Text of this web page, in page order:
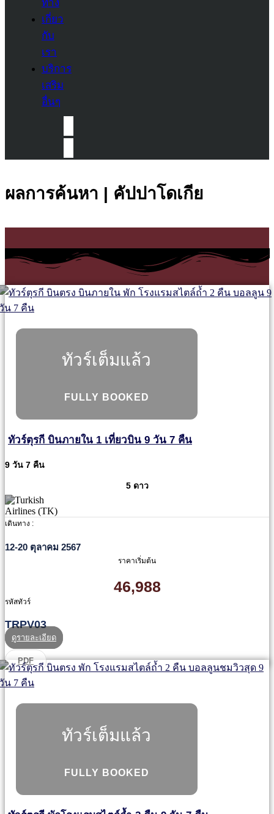
ทาง
เกี่ยว
กับ
เรา
บริการ
เสริม
อื่นๆ
ผลการค้นหา | คัปปาโดเกีย
ทัวร์เต็มแล้ว
FULLY BOOKED
ทัวร์ตุรกี บินภายใน 1 เที่ยวบิน 9 วัน 7 คืน
9 วัน 7 คืน
5 ดาว
เดินทาง :
12-20 ตุลาคม 2567
ราคาเริ่มต้น
46,988
รหัสทัวร์
TRPV03
ดูรายละเอียด
PDF
ทัวร์เต็มแล้ว
FULLY BOOKED